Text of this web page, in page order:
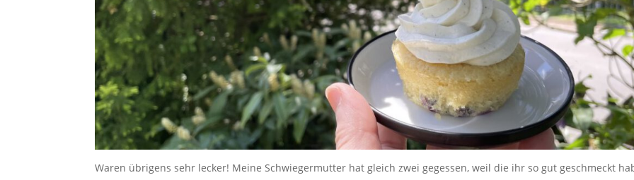
Waren übrigens sehr lecker! Meine Schwiegermutter hat gleich zwei gegessen, weil die ihr so gut geschmeckt